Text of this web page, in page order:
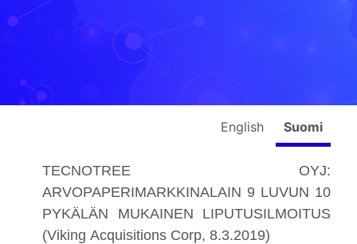
English Suomi
TECNOTREE OYJ:
ARVOPAPERIMARKKINALAIN 9 LUVUN 10
PYKÄLÄN MUKAINEN LIPUTUSILMOITUS
(Viking Acquisitions Corp, 8.3.2019)